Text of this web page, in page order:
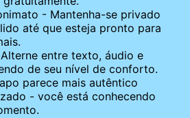
- Mantenha-se privado
até que esteja pronto para
entre texto, áudio e
de seu nível de conforto.
parece mais autêntico
- você está conhecendo